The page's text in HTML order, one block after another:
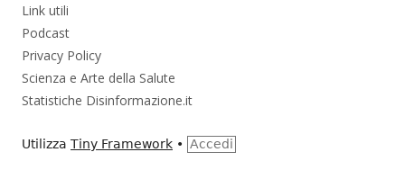
Link utili
Podcast
Privacy Policy
Scienza e Arte della Salute
Statistiche Disinformazione.it
Utilizza Tiny Framework • Accedi